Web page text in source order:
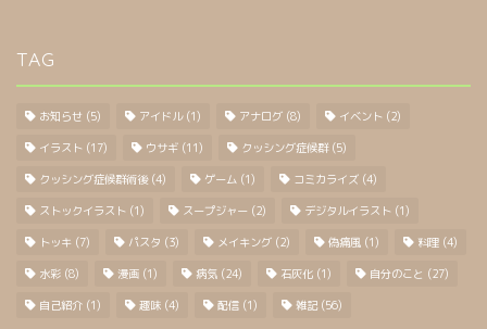
TAG
お知らせ (5) アイドル(1) アナログ (8) イベント (2)
イラスト (17) ウサギ (11) クッシング症候群(5)
クッシング症候群術後(4) ゲーム (1) コミカライズ (4)
ストックイラスト (1) スープジャー (2) デジタルイラスト (1)
トッキ (7) パスタ (3) メイキング (2) 偽痛風 (1) 料理 (4)
水彩 (8) 漫画 (1) 病気 (24) 石灰化 (1) 自分のこと (27)
自己紹介 (1) 趣味 (4) 配信 (1) 雑記 (56)